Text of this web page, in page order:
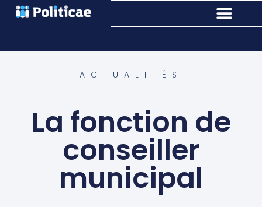
ACTUALITÉS
La fonction de
conseiller
municipal